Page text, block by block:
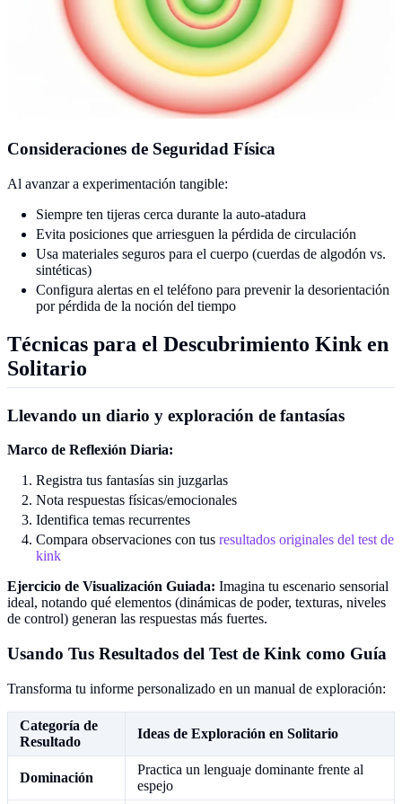
Consideraciones de Seguridad Física
Al avanzar a experimentación tangible:
Siempre ten tijeras cerca durante la auto-atadura
Evita posiciones que arriesguen la pérdida de circulación
Usa materiales seguros para el cuerpo (cuerdas de algodón vs.
sintéticas)
Configura alertas en el teléfono para prevenir la desorientación
por pérdida de la noción del tiempo
Técnicas para el Descubrimiento Kink en
Solitario
Llevando un diario y exploración de fantasías
Marco de Reflexión Diaria:
Registra tus fantasías sin juzgarlas
Nota respuestas físicas/emocionales
Identifica temas recurrentes
Compara observaciones con tus resultados originales del test de
kink
Ejercicio de Visualización Guiada: Imagina tu escenario sensorial
ideal, notando qué elementos (dinámicas de poder, texturas, niveles
de control) generan las respuestas más fuertes.
Usando Tus Resultados del Test de Kink como Guía
Transforma tu informe personalizado en un manual de exploración:
Categoría de
Resultado
Ideas de Exploración en Solitario
Dominación
Practica un lenguaje dominante frente al
espejo